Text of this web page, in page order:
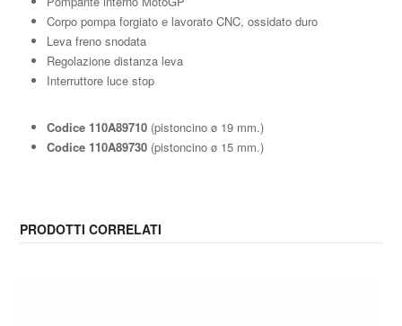
Corpo pompa forgiato e lavorato CNC, ossidato duro
Leva freno snodata
Regolazione distanza leva
Interruttore luce stop
Codice 110A89710 (pistoncino ø 19 mm.)
Codice 110A89730 (pistoncino ø 15 mm.)
PRODOTTI CORRELATI